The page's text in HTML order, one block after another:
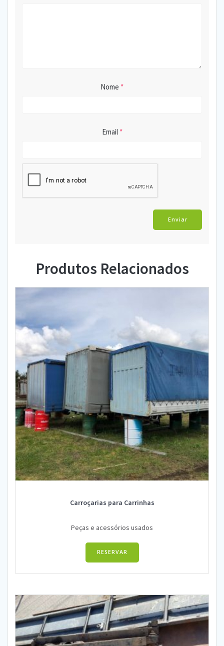
Nome *
Email *
Produtos Relacionados
Carroçarias para Carrinhas
Peças e acessórios usados
RESERVAR